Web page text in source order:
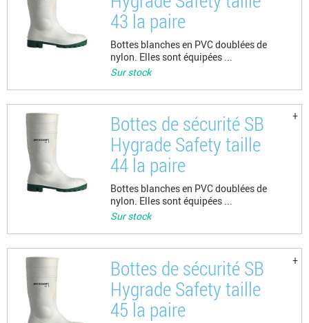
43 la paire
Bottes blanches en PVC doublées de
nylon. Elles sont équipées ...
Sur stock
Bottes de sécurité SB
Hygrade Safety taille
44 la paire
Bottes blanches en PVC doublées de
nylon. Elles sont équipées ...
Sur stock
Bottes de sécurité SB
Hygrade Safety taille
45 la paire